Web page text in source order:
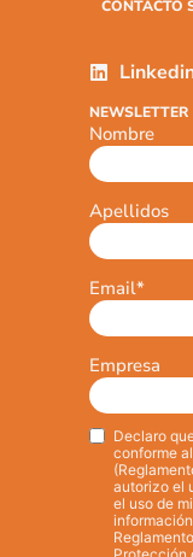
CONTACTO
NEWSLETTER
Nombre
Apellidos
Email*
Empresa
Privacy*
Declaro
conforme
autorizo el
el uso de